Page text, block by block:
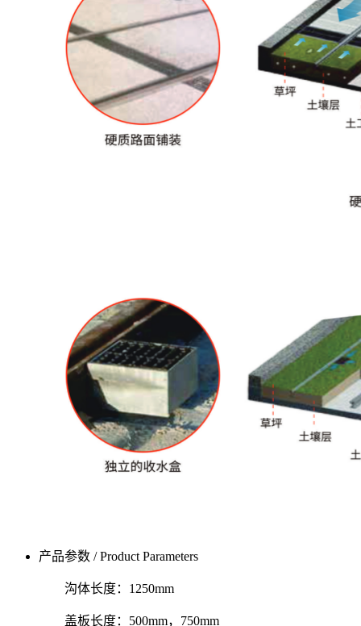
产品参数 / Product Parameters
沟体长度：1250mm
盖板长度：500mm，750mm